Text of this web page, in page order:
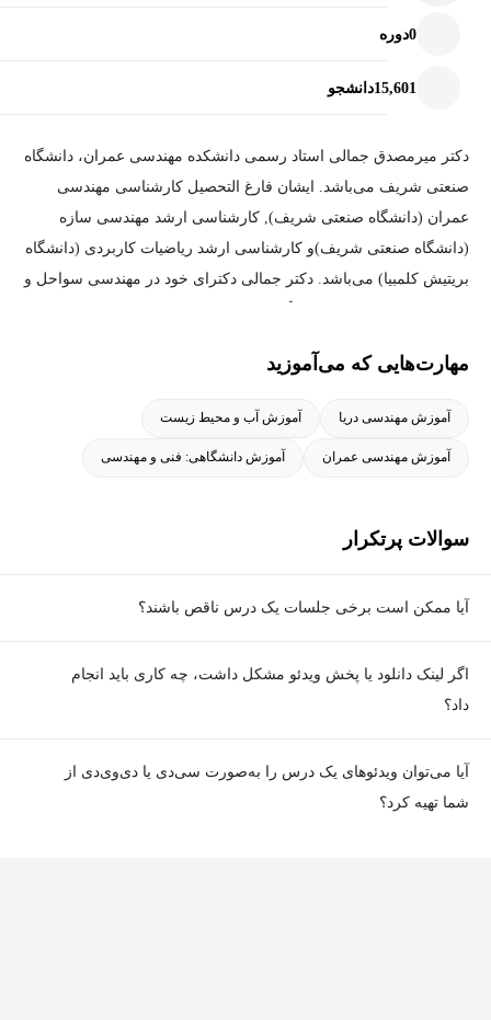
0دوره
15,601دانشجو
دکتر میرمصدق جمالی استاد رسمی دانشکده مهندسی عمران، دانشگاه
صنعتی شریف می‌باشد. ایشان فارغ التحصیل کارشناسی مهندسی
عمران (دانشگاه صنعتی شریف), کارشناسی ارشد مهندسی سازه
(دانشگاه صنعتی شریف)و کارشناسی ارشد ریاضیات کاربردی (دانشگاه
بریتیش کلمبیا) می‌باشد. دکتر جمالی دکترای خود در مهندسی سواحل و
صنعتی شریف درآمد. زمینه پژوهشی ایشان هیدرودینامیک زیست
پژوهش در این زمینه اشتغال داشته که حاصل آن انتشار مقالات متعدد
sina.sharif.edu/~jamaliمراجعه نمایید.
مهارت‌هایی که می‌آموزید
آموزش مهندسی دریا آموزش آب و محیط زیست
آموزش مهندسی عمران آموزش دانشگاهی: فنی و مهندسی
سوالات پرتکرار
آیا ممکن است برخی جلسات یک درس ناقص باشند؟
اگر لینک دانلود یا پخش ویدئو مشکل داشت، چه کاری باید انجام
داد؟
آیا می‌توان ویدئوهای یک درس را به‌صورت سی‌دی یا دی‌وی‌دی از
شما تهیه کرد؟